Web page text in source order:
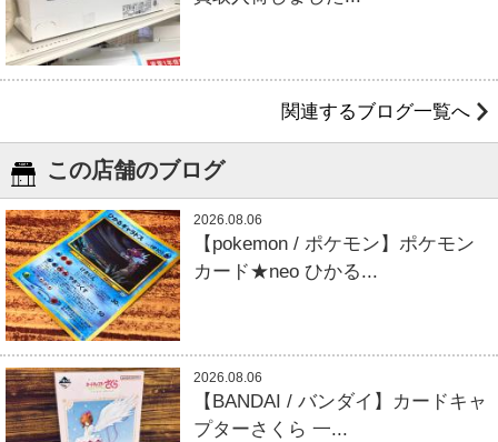
関連するブログ一覧へ
この店舗のブログ
2026.08.06
【pokemon / ポケモン】ポケモン
カード★neo ひかる...
2026.08.06
【BANDAI / バンダイ】カードキャ
プターさくら 一...